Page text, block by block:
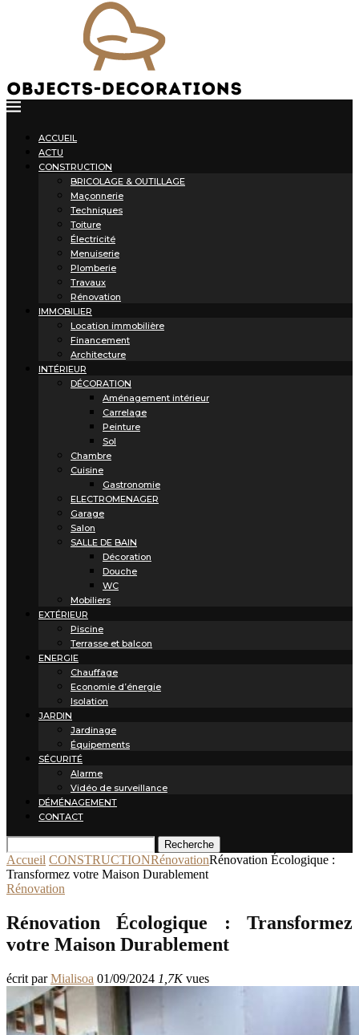
ACCUEIL
ACTU
CONSTRUCTION
BRICOLAGE & OUTILLAGE
Maçonnerie
Techniques
Toiture
Électricité
Menuiserie
Plomberie
Travaux
Rénovation
IMMOBILIER
Location immobilière
Financement
Architecture
INTÉRIEUR
DÉCORATION
Aménagement intérieur
Carrelage
Peinture
Sol
Chambre
Cuisine
Gastronomie
ELECTROMENAGER
Garage
Salon
SALLE DE BAIN
Décoration
Douche
WC
Mobiliers
EXTÉRIEUR
Piscine
Terrasse et balcon
ENERGIE
Chauffage
Economie d’énergie
Isolation
JARDIN
Jardinage
Équipements
SÉCURITÉ
Alarme
Vidéo de surveillance
DÉMÉNAGEMENT
CONTACT
Recherche
Accueil CONSTRUCTIONRénovationRénovation Écologique :
Transformez votre Maison Durablement
Rénovation
Rénovation Écologique : Transformez
votre Maison Durablement
écrit parMialisoa 01/09/2024 1,7Kvues